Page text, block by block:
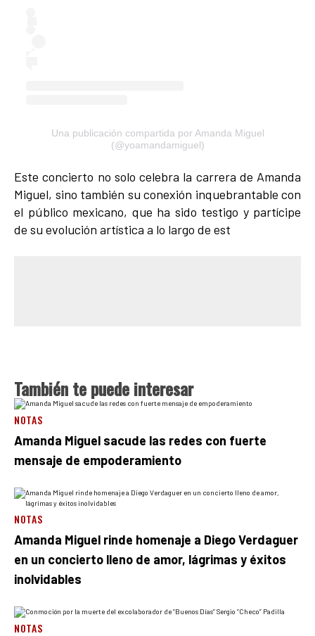
Una publicación compartida por Amanda Miguel
(@yoamandamiguel)
Este concierto no solo celebra la carrera de Amanda
Miguel, sino también su conexión inquebrantable con
el público mexicano, que ha sido testigo y partícipe
de su evolución artística a lo largo de est
También te puede interesar
NOTAS
Amanda Miguel sacude las redes con fuerte
mensaje de empoderamiento
NOTAS
Amanda Miguel rinde homenaje a Diego Verdaguer
en un concierto lleno de amor, lágrimas y éxitos
inolvidables
NOTAS